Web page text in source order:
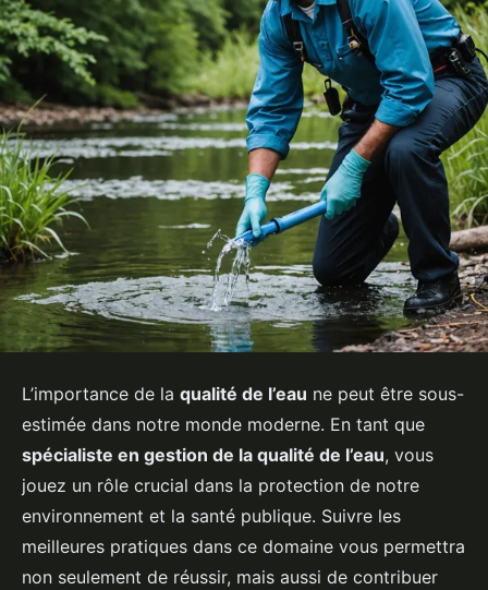
L’importance de la qualité de l’eau ne peut être sous-
estimée dans notre monde moderne. En tant que
spécialiste en gestion de la qualité de l’eau, vous
jouez un rôle crucial dans la protection de notre
environnement et la santé publique. Suivre les
meilleures pratiques dans ce domaine vous permettra
non seulement de réussir, mais aussi de contribuer